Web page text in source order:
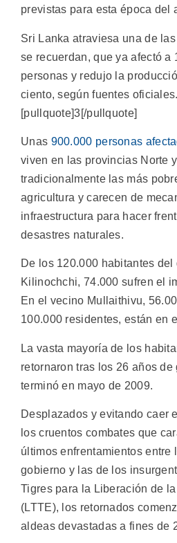
previstas para esta época del
Sri Lanka atraviesa una de
se recuerdan, que ya afectó a
personas y redujo la
ciento, según fuentes oficiales.
[pullquote]3[/pullquote]
Unas 900.000 personas
viven en las provincias Norte
tradicionalmente las más
agricultura y carecen de
infraestructura para hacer
desastres naturales.
De los 120.000 habitantes del
Kilinochchi, 74.000 sufren el
En el vecino Mullaithivu,
100.000 residentes, están en
La vasta mayoría de los
retornaron tras los 26 años
terminó en mayo de 2009.
Desplazados y evitando caer
los cruentos combates que
últimos enfrentamientos entre
gobierno y las de los
Tigres para la Liberación de
(LTTE), los retornados
aldeas devastadas a fines de